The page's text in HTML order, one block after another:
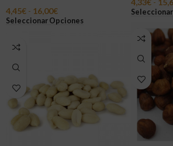
4,33€ -
4,45€ - 16,00€
Seleccionar Opciones